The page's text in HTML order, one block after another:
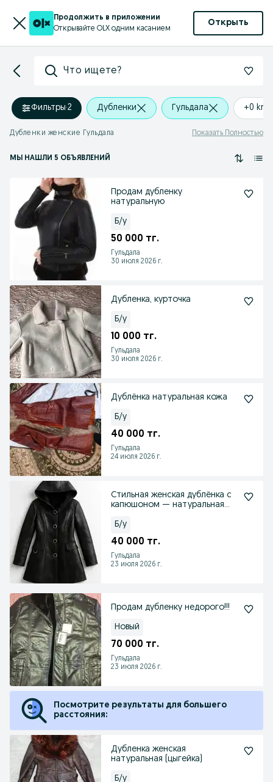
Продолжить в приложении
Открывайте OLX одним касанием
Открыть
Что ищете?
Фильтры·2 Дубленки Гульдала +0 km
Дубленки женские Гульдала Показать Полностью
МЫ НАШЛИ 5 ОБЪЯВЛЕНИЙ
Продам дубленку
натуральную
Б/у
50 000 тг.
Гульдала
30 июля 2026 г.
Дубленка, курточка
Б/у
10 000 тг.
Гульдала
30 июля 2026 г.
Дублёнка натуральная кожа
Б/у
40 000 тг.
Гульдала
24 июля 2026 г.
Стильная женская дублёнка с
капюшоном — натуральная
Б/у
40 000 тг.
Гульдала
23 июля 2026 г.
Продам дубленку недорого!!!
Новый
70 000 тг.
Гульдала
23 июля 2026 г.
Посмотрите результаты для большего
расстояния:
Дубленка женская
натуральная (цыгейка)
Б/у